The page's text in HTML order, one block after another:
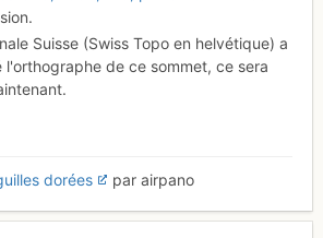
Suisse (Swiss Topo en helvétique) a
l'orthographe de ce sommet, ce sera
dorées par airpano